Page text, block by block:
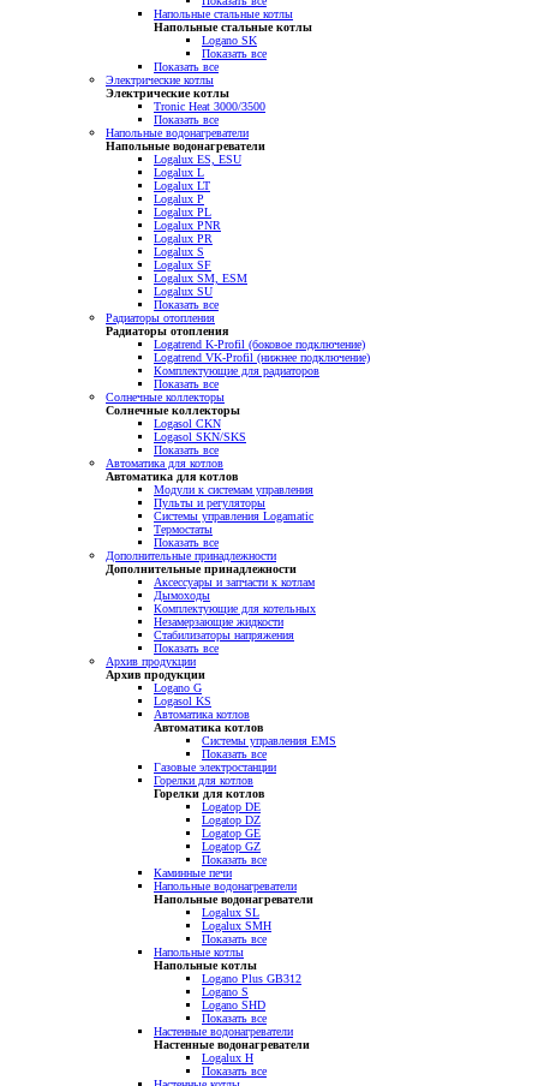
Напольные стальные котлы
Напольные стальные котлы
Logano SK
Показать все
Показать все
Электрические котлы
Электрические котлы
Tronic Heat 3000/3500
Показать все
Напольные водонагреватели
Напольные водонагреватели
Logalux ES, ESU
Logalux L
Logalux LT
Logalux P
Logalux PL
Logalux PNR
Logalux PR
Logalux S
Logalux SF
Logalux SM, ESM
Logalux SU
Показать все
Радиаторы отопления
Радиаторы отопления
Logatrend K-Profil (боковое подключение)
Logatrend VK-Profil (нижнее подключение)
Комплектующие для радиаторов
Показать все
Солнечные коллекторы
Солнечные коллекторы
Logasol CKN
Logasol SKN/SKS
Показать все
Автоматика для котлов
Автоматика для котлов
Модули к системам управления
Пульты и регуляторы
Системы управления Logamatic
Термостаты
Показать все
Дополнительные принадлежности
Дополнительные принадлежности
Аксессуары и запчасти к котлам
Дымоходы
Комплектующие для котельных
Незамерзающие жидкости
Стабилизаторы напряжения
Показать все
Архив продукции
Архив продукции
Logano G
Logasol KS
Автоматика котлов
Автоматика котлов
Системы управления EMS
Показать все
Газовые электростанции
Горелки для котлов
Горелки для котлов
Logatop DE
Logatop DZ
Logatop GE
Logatop GZ
Показать все
Каминные печи
Напольные водонагреватели
Напольные водонагреватели
Logalux SL
Logalux SMH
Показать все
Напольные котлы
Напольные котлы
Logano Plus GB312
Logano S
Logano SHD
Показать все
Настенные водонагреватели
Настенные водонагреватели
Logalux H
Показать все